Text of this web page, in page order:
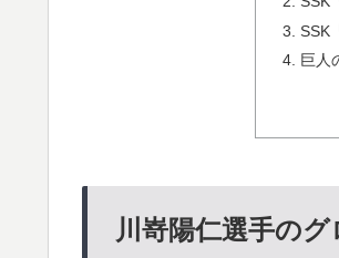
SSK
巨人
川嵜陽仁選手の